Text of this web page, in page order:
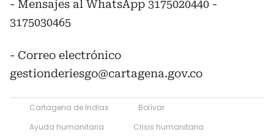
- Mensajes al WhatsApp 3175020440 -
3175030465
- Correo electrónico
gestionderiesgo@cartagena.gov.co
Cartagena de Indias
Bolívar
Ayuda humanitaria
Crisis humanitaria